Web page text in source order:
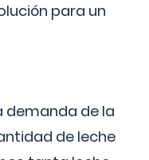
para un
demanda de la
de leche